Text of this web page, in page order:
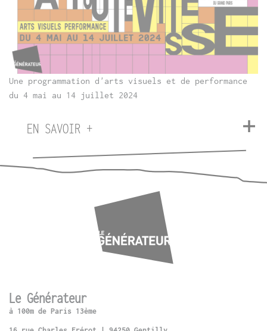
Une programmation d'arts visuels et de performance
du 4 mai au 14 juillet 2024
EN SAVOIR +
Le Générateur
à 100m de Paris 13ème